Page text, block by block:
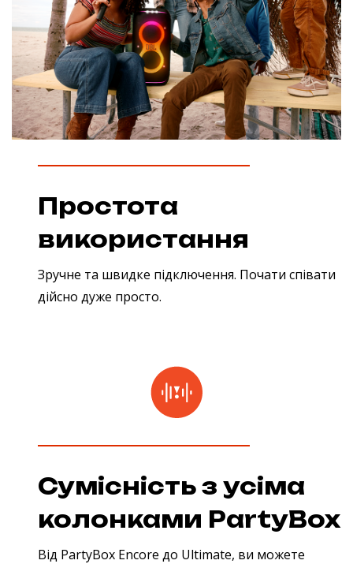
Простота
використання
Зручне та швидке підключення. Почати співати
дійсно дуже просто.
Сумісність з усіма
колонками PartyBox
Від PartyBox Encore до Ultimate, ви можете